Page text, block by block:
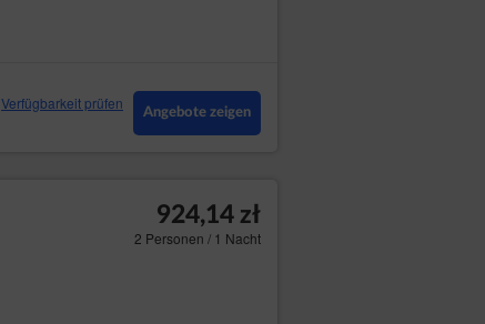
Verfügbarkeit prüfen
Angebote zeigen
924,14 zł
2 Personen / 1 Nacht